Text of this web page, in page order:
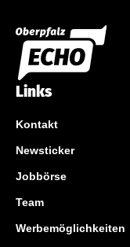
Links
Kontakt
Newsticker
Jobbörse
Team
Werbemöglichkeiten